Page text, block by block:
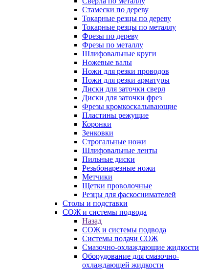
Стамески по дереву
Токарные резцы по дереву
Токарные резцы по металлу
Фрезы по дереву
Фрезы по металлу
Шлифовальные круги
Ножевые валы
Ножи для резки проводов
Ножи для резки арматуры
Диски для заточки сверл
Диски для заточки фрез
Фрезы кромкоскалывающие
Пластины режущие
Коронки
Зенковки
Строгальные ножи
Шлифовальные ленты
Пильные диски
Резьбонарезные ножи
Метчики
Щетки проволочные
Резцы для фаскоснимателей
Столы и подставки
СОЖ и системы подвода
Назад
СОЖ и системы подвода
Системы подачи СОЖ
Смазочно-охлаждающие жидкости
Оборудование для смазочно-
охлаждающей жидкости